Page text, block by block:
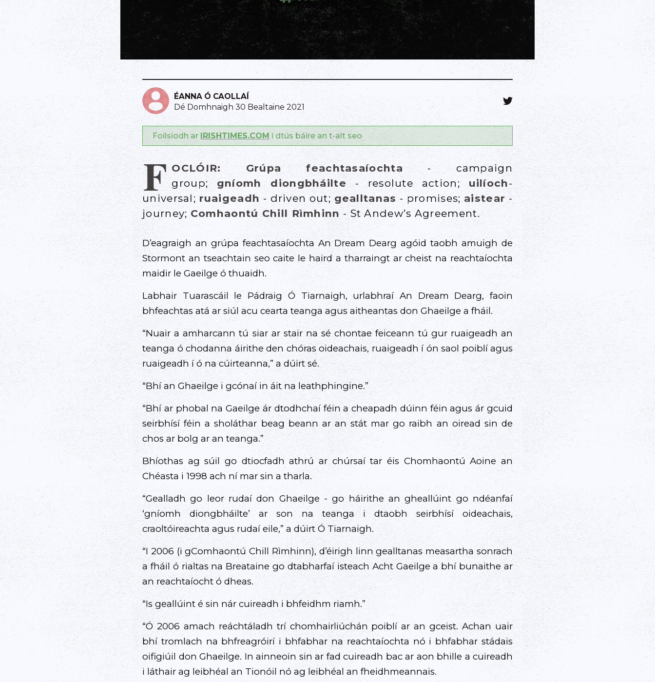
ÉANNA Ó CAOLLAÍ
Dé Domhnaigh 30 Bealtaine 2021
Foilsíodh ar IRISHTIMES.COM i dtús báire an t-alt seo
F OCLÓIR: Grúpa feachtasaíochta - campaign
group; gníomh diongbháilte - resolute action; uilíoch-
universal; ruaigeadh - driven out; gealltanas - promises; aistear -
journey; Comhaontú Chill Rìmhinn - St Andew’s Agreement.
D’eagraigh an grúpa feachtasaíochta An Dream Dearg agóid taobh amuigh de
Stormont an tseachtain seo caite le haird a tharraingt ar cheist na reachtaíochta
maidir le Gaeilge ó thuaidh.
Labhair Tuarascáil le Pádraig Ó Tiarnaigh, urlabhraí An Dream Dearg, faoin
bhfeachtas atá ar siúl acu cearta teanga agus aitheantas don Ghaeilge a fháil.
“Nuair a amharcann tú siar ar stair na sé chontae feiceann tú gur ruaigeadh an
teanga ó chodanna áirithe den chóras oideachais, ruaigeadh í ón saol poiblí agus
ruaigeadh í ó na cúirteanna,” a dúirt sé.
“Bhí an Ghaeilge i gcónaí in áit na leathphingine.”
“Bhí ar phobal na Gaeilge ár dtodhchaí féin a cheapadh dúinn féin agus ár gcuid
seirbhísí féin a sholáthar beag beann ar an stát mar go raibh an oiread sin de
chos ar bolg ar an teanga.”
Bhíothas ag súil go dtiocfadh athrú ar chúrsaí tar éis Chomhaontú Aoine an
Chéasta i 1998 ach ní mar sin a tharla.
“Gealladh go leor rudaí don Ghaeilge - go háirithe an gheallúint go ndéanfaí
‘gníomh diongbháilte’ ar son na teanga i dtaobh seirbhísí oideachais,
craoltóireachta agus rudaí eile,” a dúirt Ó Tiarnaigh.
“I 2006 (i gComhaontú Chill Rìmhinn), d’éirigh linn gealltanas measartha sonrach
a fháil ó rialtas na Breataine go dtabharfaí isteach Acht Gaeilge a bhí bunaithe ar
an reachtaíocht ó dheas.
“Is geallúint é sin nár cuireadh i bhfeidhm riamh.”
“Ó 2006 amach reáchtáladh trí chomhairliúchán poiblí ar an gceist. Achan uair
bhí tromlach na bhfreagróirí i bhfabhar na reachtaíochta nó i bhfabhar stádais
oifigiúil don Ghaeilge. In ainneoin sin ar fad cuireadh bac ar aon bhille a cuireadh
i láthair ag leibhéal an Tionóil nó ag leibhéal an fheidhmeannais.